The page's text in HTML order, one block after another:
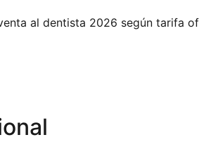
al dentista 2026 según tarifa